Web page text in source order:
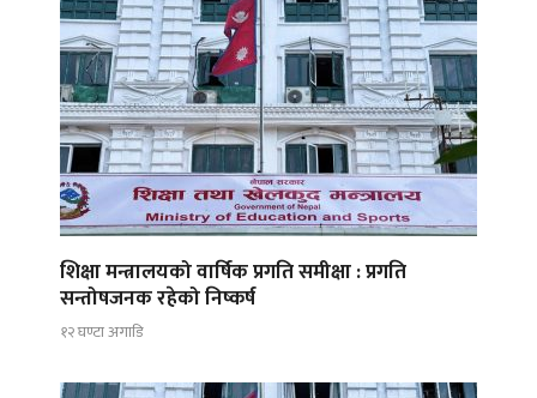
शिक्षा मन्त्रालयको वार्षिक प्रगति समीक्षा : प्रगति
सन्तोषजनक रहेको निष्कर्ष
१२ घण्टा अगाडि